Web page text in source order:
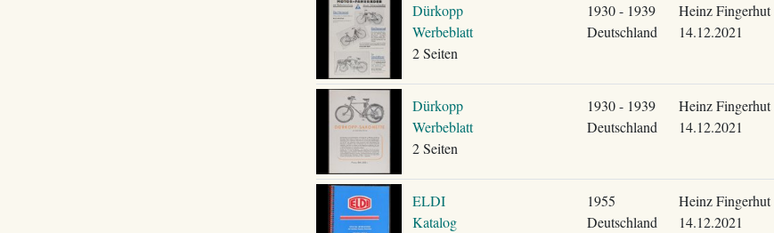
Dürkopp
Werbeblatt
2 Seiten
1930 - 1939
Deutschland
Heinz Fingerhut
14.12.2021
Dürkopp
Werbeblatt
2 Seiten
1930 - 1939
Deutschland
Heinz Fingerhut
14.12.2021
ELDI
Katalog
1955
Deutschland
Heinz Fingerhut
14.12.2021